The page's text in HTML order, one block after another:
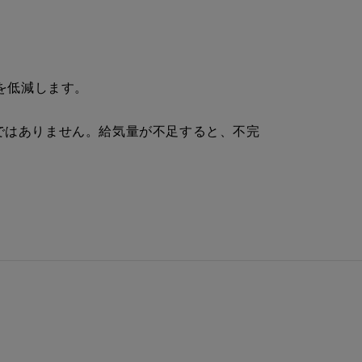
減します。
ありません。給気量が不足すると、不完